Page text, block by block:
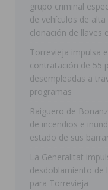
[ 07/
[ 07/
Golf &
grupo criminal
de vehículos de
clonación de llaves
Torrevieja impulsa
contratación de 55
desempleadas a
programas
Raiguero de
de incendios e
estado de sus
La Generalitat
desdoblamiento de
para Torrevieja